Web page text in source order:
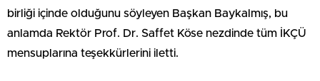
birliği içinde olduğunu söyleyen Başkan Baykalmış, bu
anlamda Rektör Prof. Dr. Saffet Köse nezdinde tüm İKÇÜ
mensuplarına teşekkürlerini iletti.